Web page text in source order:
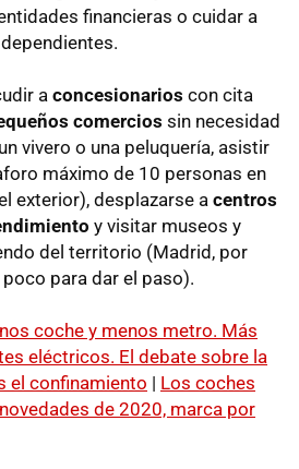
financieras o cuidar a
a concesionarios con cita
comercios sin necesidad
vivero o una peluquería, asistir
máximo de 10 personas en
exterior), desplazarse a centros
y visitar museos y
del territorio (Madrid, por
para dar el paso).
coche y menos metro. Más
eléctricos. El debate sobre la
el confinamiento | Los coches
de 2020, marca por